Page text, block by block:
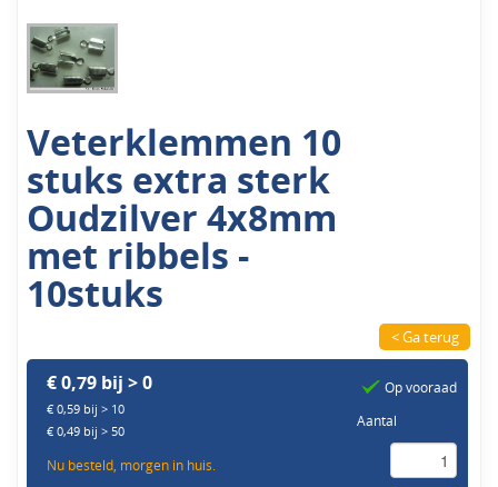
Veterklemmen 10
stuks extra sterk
Oudzilver 4x8mm
met ribbels -
10stuks
< Ga terug
€ 0,79 bij > 0
€ 0,59 bij > 10
€ 0,49 bij > 50
Nu besteld, morgen in huis.
Op vooraad
Aantal